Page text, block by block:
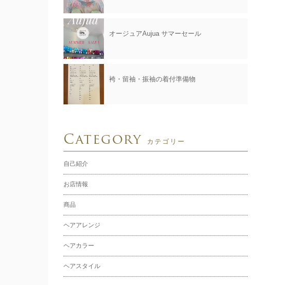
オージュアAujua サマーセール
袴・留袖・振袖の着付準備物
Category カテゴリー
自己紹介
お店情報
商品
ヘアアレンジ
ヘアカラー
ヘアスタイル